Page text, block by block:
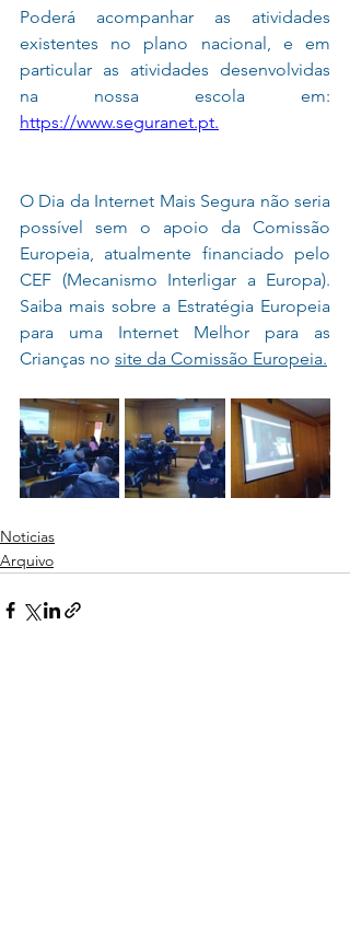
Poderá acompanhar as atividades
existentes no plano nacional, e em
particular as atividades desenvolvidas
https://www.seguranet.pt.
O Dia da Internet Mais Segura não seria
possível sem o apoio da Comissão
Europeia, atualmente financiado pelo
CEF (Mecanismo Interligar a Europa).
Saiba mais sobre a Estratégia Europeia
para uma Internet Melhor para as
Crianças no site da Comissão Europeia.
Noticias
Arquivo